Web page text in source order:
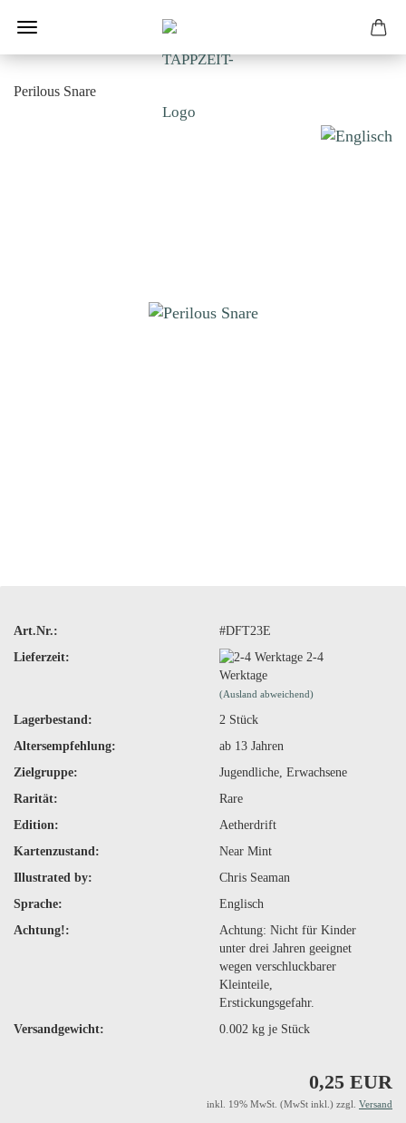
Perilous Snare
Art.Nr.:
#DFT23E
Lieferzeit:
2-4
Werktage
(Ausland abweichend)
Lagerbestand: 2 Stück
Altersempfehlung:
ab 13 Jahren
Zielgruppe:
Jugendliche, Erwachsene
Rarität:
Rare
Edition:
Aetherdrift
Kartenzustand:
Near Mint
Illustrated by:
Chris Seaman
Sprache:
Englisch
Achtung!:
Achtung: Nicht für Kinder
unter drei Jahren geeignet
wegen verschluckbarer
Kleinteile,
Erstickungsgefahr.
Versandgewicht:
0.002kg je Stück
0,25 EUR
inkl. 19% MwSt. (MwSt inkl.) zzgl. Versand